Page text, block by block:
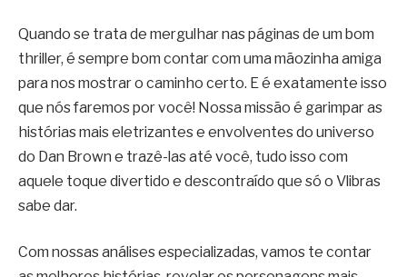
Quando se trata de mergulhar nas páginas de um bom
thriller, é sempre bom contar com uma mãozinha amiga
para nos mostrar o caminho certo. E é exatamente isso
que nós faremos por você! Nossa missão é garimpar as
histórias mais eletrizantes e envolventes do universo
do Dan Brown e trazê-las até você, tudo isso com
aquele toque divertido e descontraído que só o Vlibras
sabe dar.
Com nossas análises especializadas, vamos te contar